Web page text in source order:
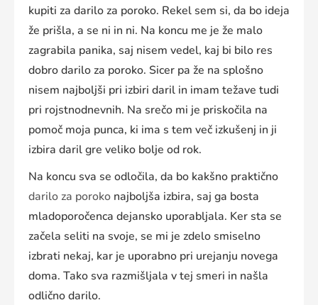
kupiti za darilo za poroko. Rekel sem si, da bo ideja
že prišla, a se ni in ni. Na koncu me je že malo
zagrabila panika, saj nisem vedel, kaj bi bilo res
dobro darilo za poroko. Sicer pa že na splošno
nisem najboljši pri izbiri daril in imam težave tudi
pri rojstnodnevnih. Na srečo mi je priskočila na
pomoč moja punca, ki ima s tem več izkušenj in ji
izbira daril gre veliko bolje od rok.
Na koncu sva se odločila, da bo kakšno praktično
darilo za poroko najboljša izbira, saj ga bosta
mladoporočenca dejansko uporabljala. Ker sta se
začela seliti na svoje, se mi je zdelo smiselno
izbrati nekaj, kar je uporabno pri urejanju novega
doma. Tako sva razmišljala v tej smeri in našla
odlično darilo.